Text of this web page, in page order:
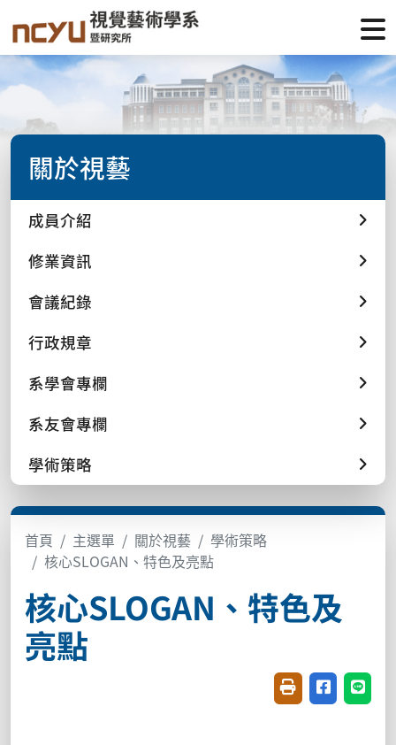
關於視藝
成員介紹
修業資訊
會議紀錄
行政規章
系學會專欄
系友會專欄
學術策略
首頁 主選單 關於視藝
學術策略
核心SLOGAN、特色及亮點
核心SLOGAN、特色及
亮點
友善列印(開新視
分享至臉書
分享